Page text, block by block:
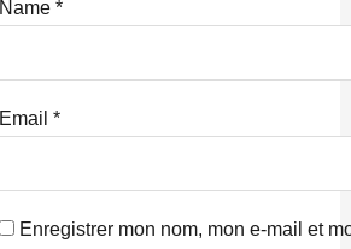
Name*
Email*
Enregistrer mon nom, mon e-mail et